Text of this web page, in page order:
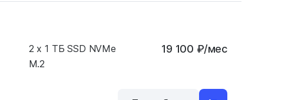
2 x 1 ТБ SSD NVMe
M.2
19 100 ₽/мес